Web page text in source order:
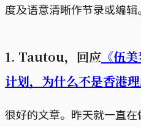
度及语意清晰作节录或编辑。
1. Tautou，回应 《伍
计划，为什么不是香港
很好的文章。昨天就一直